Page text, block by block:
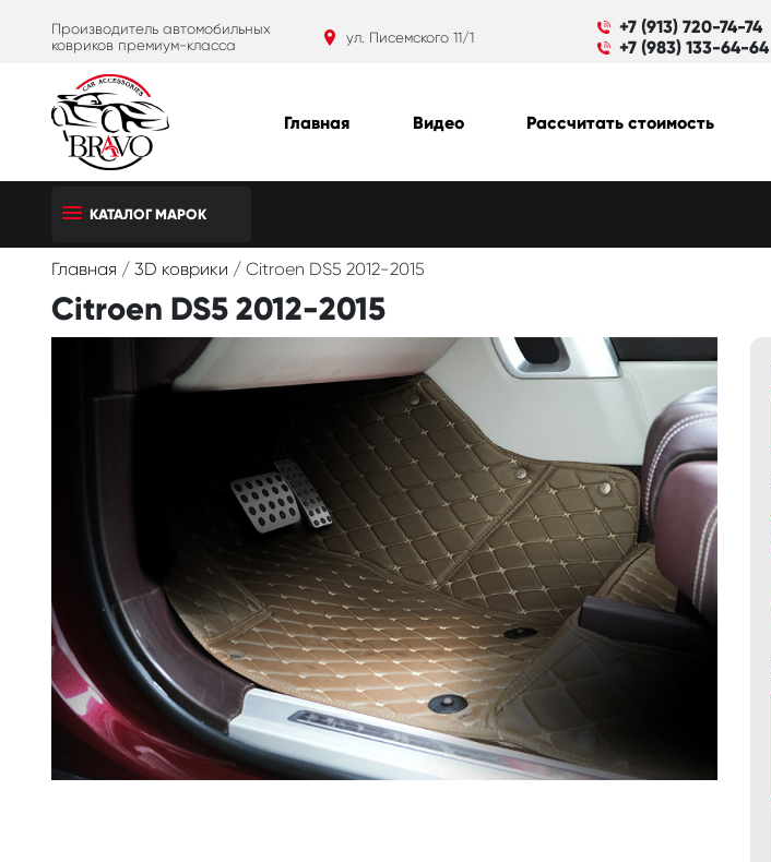
Производитель автомобильных
ковриков премиум-класса
ул. Писемского 11/1
+7 (913) 720-74-74
+7 (983) 133-64-64
Главная Видео Рассчитать стоимость
КАТАЛОГ МАРОК
Главная / 3D коврики / Citroen DS5 2012-2015
Citroen DS5 2012-2015